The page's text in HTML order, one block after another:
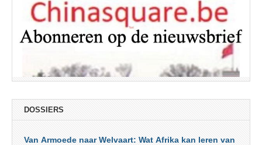
DOSSIERS
Van Armoede naar Welvaart: Wat Afrika kan leren van